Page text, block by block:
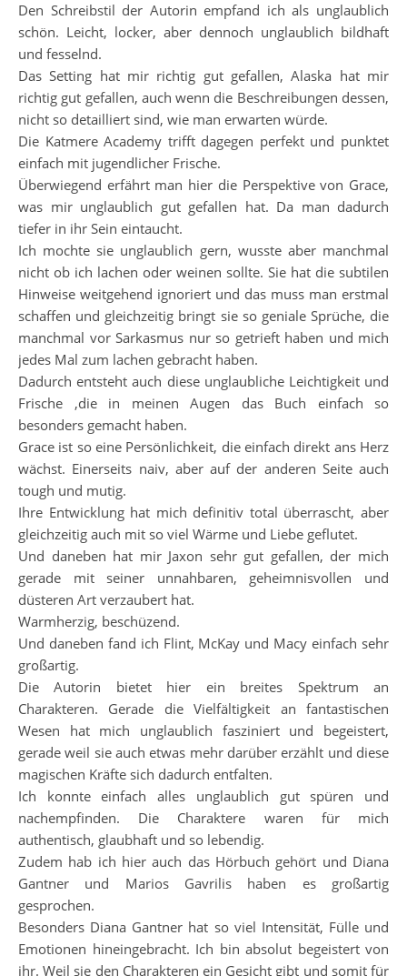
Den Schreibstil der Autorin empfand ich als unglaublich
schön. Leicht, locker, aber dennoch unglaublich bildhaft
und fesselnd.
Das Setting hat mir richtig gut gefallen, Alaska hat mir
richtig gut gefallen, auch wenn die Beschreibungen dessen,
nicht so detailliert sind, wie man erwarten würde.
Die Katmere Academy trifft dagegen perfekt und punktet
einfach mit jugendlicher Frische.
Überwiegend erfährt man hier die Perspektive von Grace,
was mir unglaublich gut gefallen hat. Da man dadurch
tiefer in ihr Sein eintaucht.
Ich mochte sie unglaublich gern, wusste aber manchmal
nicht ob ich lachen oder weinen sollte. Sie hat die subtilen
Hinweise weitgehend ignoriert und das muss man erstmal
schaffen und gleichzeitig bringt sie so geniale Sprüche, die
manchmal vor Sarkasmus nur so getrieft haben und mich
jedes Mal zum lachen gebracht haben.
Dadurch entsteht auch diese unglaubliche Leichtigkeit und
Frische ,die in meinen Augen das Buch einfach so
besonders gemacht haben.
Grace ist so eine Persönlichkeit, die einfach direkt ans Herz
wächst. Einerseits naiv, aber auf der anderen Seite auch
tough und mutig.
Ihre Entwicklung hat mich definitiv total überrascht, aber
gleichzeitig auch mit so viel Wärme und Liebe geflutet.
Und daneben hat mir Jaxon sehr gut gefallen, der mich
gerade mit seiner unnahbaren, geheimnisvollen und
düsteren Art verzaubert hat.
Warmherzig, beschüzend.
Und daneben fand ich Flint, McKay und Macy einfach sehr
großartig.
Die Autorin bietet hier ein breites Spektrum an
Charakteren. Gerade die Vielfältigkeit an fantastischen
Wesen hat mich unglaublich fasziniert und begeistert,
gerade weil sie auch etwas mehr darüber erzählt und diese
magischen Kräfte sich dadurch entfalten.
Ich konnte einfach alles unglaublich gut spüren und
nachempfinden. Die Charaktere waren für mich
authentisch, glaubhaft und so lebendig.
Zudem hab ich hier auch das Hörbuch gehört und Diana
Gantner und Marios Gavrilis haben es großartig
gesprochen.
Besonders Diana Gantner hat so viel Intensität, Fülle und
Emotionen hineingebracht. Ich bin absolut begeistert von
ihr. Weil sie den Charakteren ein Gesicht gibt und somit für